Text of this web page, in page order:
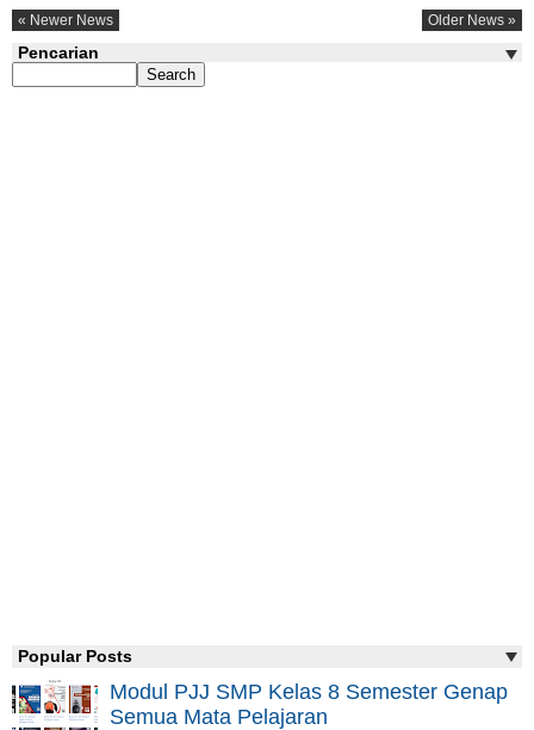
« Newer News Older News »
Pencarian
Popular Posts
Modul PJJ SMP Kelas 8 Semester Genap
Semua Mata Pelajaran